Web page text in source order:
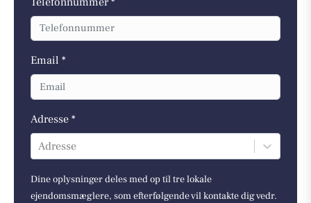
Email *
Adresse *
Adresse
Dine oplysninger deles med op til tre lokale
ejendomsmæglere, som efterfølgende vil kontakte dig vedr.